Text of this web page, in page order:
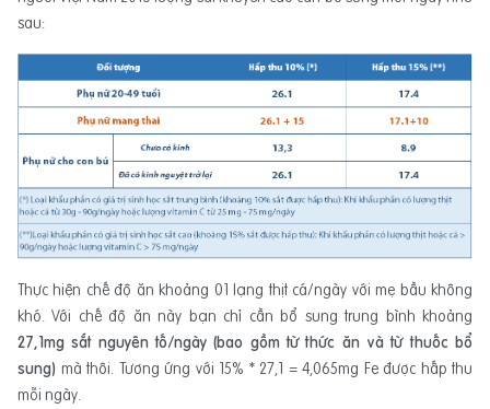
sau:
Thực hiện chế độ ăn khoảng 01 lạng thịt cá/ngày với mẹ bầu không
khó. Với chế độ ăn này bạn chỉ cần bổ sung trung bình khoảng
27,1mg sắt nguyên tố/ngày (bao gồm từ thức ăn và từ thuốc bổ
sung) mà thôi. Tương ứng với 15% * 27,1 = 4,065mg Fe được hấp thu
mỗi ngày.